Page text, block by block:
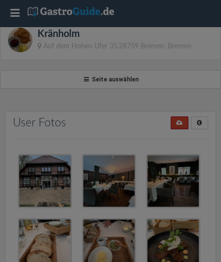
Kränholm
Auf dem Hohen Ufer 35,28759 Bremen, Bremen
Seite auswählen
User Fotos
T
o
l
n
v
i